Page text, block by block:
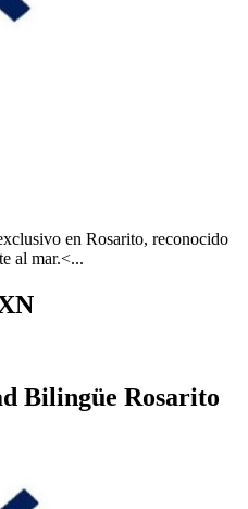
en Rosarito, reconocido
al mar.<...
Bilingüe Rosarito